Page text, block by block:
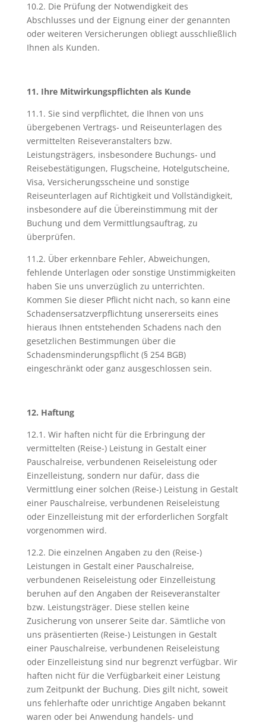
10.2. Die Prüfung der Notwendigkeit des
Abschlusses und der Eignung einer der genannten
oder weiteren Versicherungen obliegt ausschließlich
Ihnen als Kunden.
11. Ihre Mitwirkungspflichten als Kunde
11.1. Sie sind verpflichtet, die Ihnen von uns
übergebenen Vertrags- und Reiseunterlagen des
vermittelten Reiseveranstalters bzw.
Leistungsträgers, insbesondere Buchungs- und
Reisebestätigungen, Flugscheine, Hotelgutscheine,
Visa, Versicherungsscheine und sonstige
Reiseunterlagen auf Richtigkeit und Vollständigkeit,
insbesondere auf die Übereinstimmung mit der
Buchung und dem Vermittlungsauftrag, zu
überprüfen.
11.2. Über erkennbare Fehler, Abweichungen,
fehlende Unterlagen oder sonstige Unstimmigkeiten
haben Sie uns unverzüglich zu unterrichten.
Kommen Sie dieser Pflicht nicht nach, so kann eine
Schadensersatzverpflichtung unsererseits eines
hieraus Ihnen entstehenden Schadens nach den
gesetzlichen Bestimmungen über die
Schadensminderungspflicht (§ 254 BGB)
eingeschränkt oder ganz ausgeschlossen sein.
12. Haftung
12.1. Wir haften nicht für die Erbringung der
vermittelten (Reise-) Leistung in Gestalt einer
Pauschalreise, verbundenen Reiseleistung oder
Einzelleistung, sondern nur dafür, dass die
Vermittlung einer solchen (Reise-) Leistung in Gestalt
einer Pauschalreise, verbundenen Reiseleistung
oder Einzelleistung mit der erforderlichen Sorgfalt
vorgenommen wird.
12.2. Die einzelnen Angaben zu den (Reise-)
Leistungen in Gestalt einer Pauschalreise,
verbundenen Reiseleistung oder Einzelleistung
beruhen auf den Angaben der Reiseveranstalter
bzw. Leistungsträger. Diese stellen keine
Zusicherung von unserer Seite dar. Sämtliche von
uns präsentierten (Reise-) Leistungen in Gestalt
einer Pauschalreise, verbundenen Reiseleistung
oder Einzelleistung sind nur begrenzt verfügbar. Wir
haften nicht für die Verfügbarkeit einer Leistung
zum Zeitpunkt der Buchung. Dies gilt nicht, soweit
uns fehlerhafte oder unrichtige Angaben bekannt
waren oder bei Anwendung handels- und